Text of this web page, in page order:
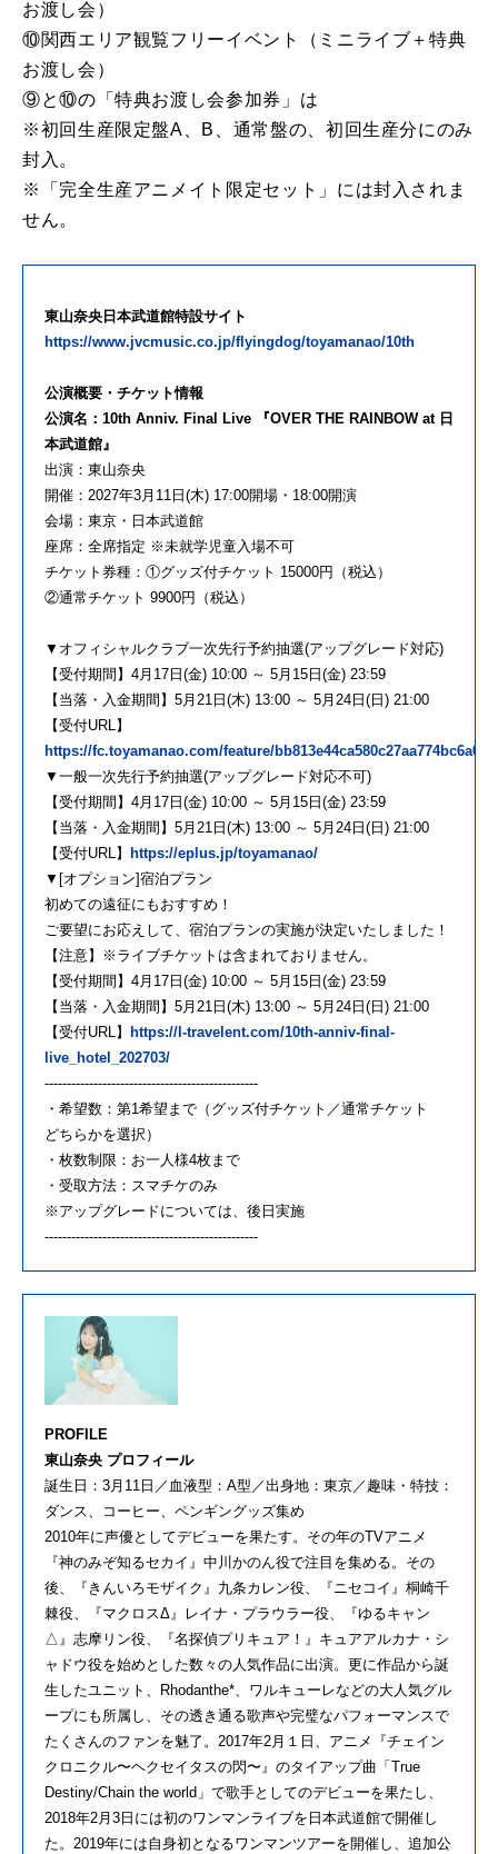
お渡し会）
⑩関西エリア観覧フリーイベント（ミニライブ＋特典
お渡し会）
⑨と⑩の「特典お渡し会参加券」は
※初回生産限定盤A、B、通常盤の、初回生産分にのみ
封入。
※「完全生産アニメイト限定セット」には封入されま
せん。
東山奈央日本武道館特設サイト
https://www.jvcmusic.co.jp/flyingdog/toyamanao/10th
公演概要・チケット情報
公演名：10th Anniv. Final Live 『OVER THE RAINBOW at 日
本武道館』
出演：東山奈央
開催：2027年3月11日(木) 17:00開場・18:00開演
会場：東京・日本武道館
座席：全席指定 ※未就学児童入場不可
チケット券種：①グッズ付チケット 15000円（税込）
②通常チケット 9900円（税込）
▼オフィシャルクラブ一次先行予約抽選(アップグレード対応)
【受付期間】4月17日(金) 10:00 ～ 5月15日(金) 23:59
【当落・入金期間】5月21日(木) 13:00 ～ 5月24日(日) 21:00
【受付URL】
https://fc.toyamanao.com/feature/
▼一般一次先行予約抽選(アップグレード対応不可)
【受付期間】4月17日(金) 10:00 ～ 5月15日(金) 23:59
【当落・入金期間】5月21日(木) 13:00 ～ 5月24日(日) 21:00
【受付URL】
https://eplus.jp/toyamanao/
▼[オプション]宿泊プラン
初めての遠征にもおすすめ！
ご要望にお応えして、宿泊プランの実施が決定いたしました！
【注意】※ライブチケットは含まれておりません。
【受付期間】4月17日(金) 10:00 ～ 5月15日(金) 23:59
【当落・入金期間】5月21日(木) 13:00 ～ 5月24日(日) 21:00
【受付URL】
https://l-travelent.com/10th-anniv-final-
live_hotel_202703/
------------------------------------------------
・希望数：第1希望まで（グッズ付チケット／通常チケット
どちらかを選択）
・枚数制限：お一人様4枚まで
・受取方法：スマチケのみ
※アップグレードについては、後日実施
------------------------------------------------
PROFILE
東山奈央 プロフィール
誕生日：3月11日／血液型：A型／出身地：東京／趣味・特技：
ダンス、コーヒー、ペンギングッズ集め
2010年に声優としてデビューを果たす。その年のTVアニメ
『神のみぞ知るセカイ』中川かのん役で注目を集める。その
後、『きんいろモザイク』九条カレン役、『ニセコイ』桐崎千
棘役、『マクロスΔ』レイナ・プラウラー役、『ゆるキャン
△』志摩リン役、『名探偵プリキュア！』キュアアルカナ・シ
ャドウ役を始めとした数々の人気作品に出演。更に作品から誕
生したユニット、Rhodanthe*、ワルキューレなどの大人気グル
ープにも所属し、その透き通る歌声や完璧なパフォーマンスで
たくさんのファンを魅了。2017年2月１日、アニメ『チェイン
クロニクル〜ヘクセイタスの閃〜』のタイアップ曲「True
Destiny/Chain the world」で歌手としてのデビューを果たし、
2018年2月3日には初のワンマンライブを日本武道館で開催し
た。2019年には自身初となるワンマンツアーを開催し、追加公